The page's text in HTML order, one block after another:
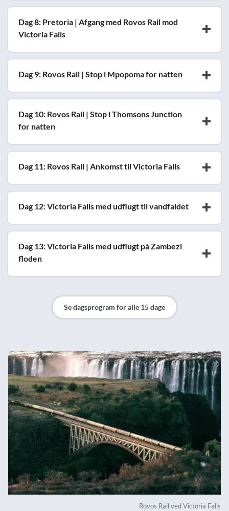
Dag 8: Pretoria | Afgang med Rovos Rail mod
Victoria Falls
Dag 9: Rovos Rail | Stop i Mpopoma for natten
Dag 10: Rovos Rail | Stop i Thomsons Junction
for natten
Dag 11: Rovos Rail | Ankomst til Victoria Falls
Dag 12: Victoria Falls med udflugt til vandfaldet
Dag 13: Victoria Falls med udflugt på Zambezi
floden
Se dagsprogram for alle 15 dage
Rovos Rail ved Victoria Falls